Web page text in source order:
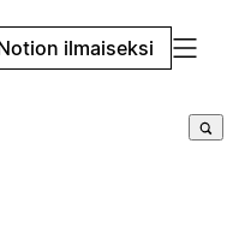
ilmaiseksi